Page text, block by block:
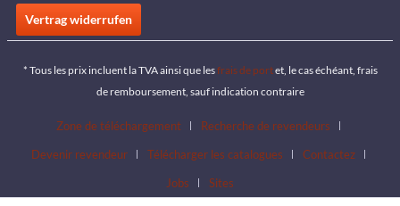
Vertrag widerrufen
* Tous les prix incluent la TVA ainsi que lesfrais de portet, le cas échéant, frais
de remboursement, sauf indication contraire
Zone de téléchargement
Recherche de revendeurs
Devenir revendeur
Télécharger les catalogues
Contactez
Jobs
Sites